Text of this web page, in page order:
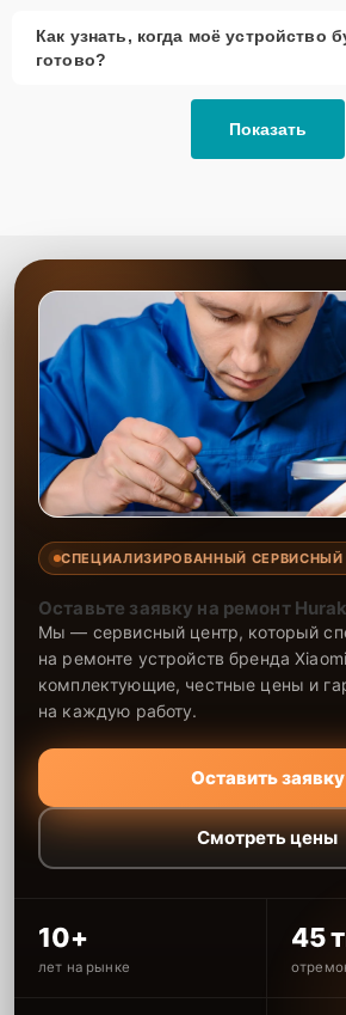
Как узнать, когда моё устройство
готово?
Показать
СПЕЦИАЛИЗИРОВАННЫЙ СЕРВИСНЫЙ
Оставьте заявку на ремонт
Мы — сервисный центр, который
на ремонте устройств бренда
комплектующие, честные цены и
на каждую работу.
Оставить заявку
Смотреть цены
10+
лет на рынке
45